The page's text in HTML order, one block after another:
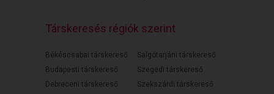
Társkeresés régiók szerint
Békéscsabai társkereső
Budapesti társkereső
Debreceni társkereső
Salgótarjáni társkereső
Szegedi társkereső
Szekszárdi társkereső